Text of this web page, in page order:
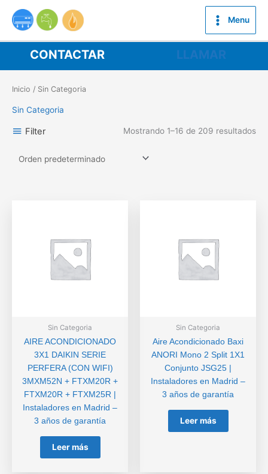
contenido
Menu
CONTACTAR LLAMAR
Inicio / Sin Categoria
Sin Categoria
Filter Mostrando 1–16 de 209 resultados
Sin Categoria
AIRE ACONDICIONADO
3X1 DAIKIN SERIE
PERFERA (CON WIFI)
3MXM52N + FTXM20R +
FTXM20R + FTXM25R |
Instaladores en Madrid –
3 años de garantía
Leer más
Sin Categoria
Aire Acondicionado Baxi
ANORI Mono 2 Split 1X1
Conjunto JSG25 |
Instaladores en Madrid –
3 años de garantía
Leer más